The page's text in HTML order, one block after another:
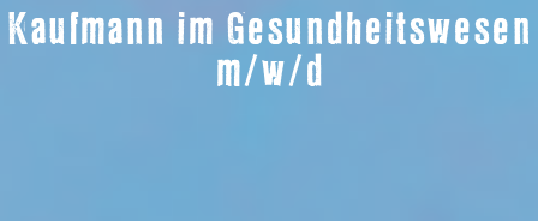
Kaufmann im Gesundheitswesen
m/w/d